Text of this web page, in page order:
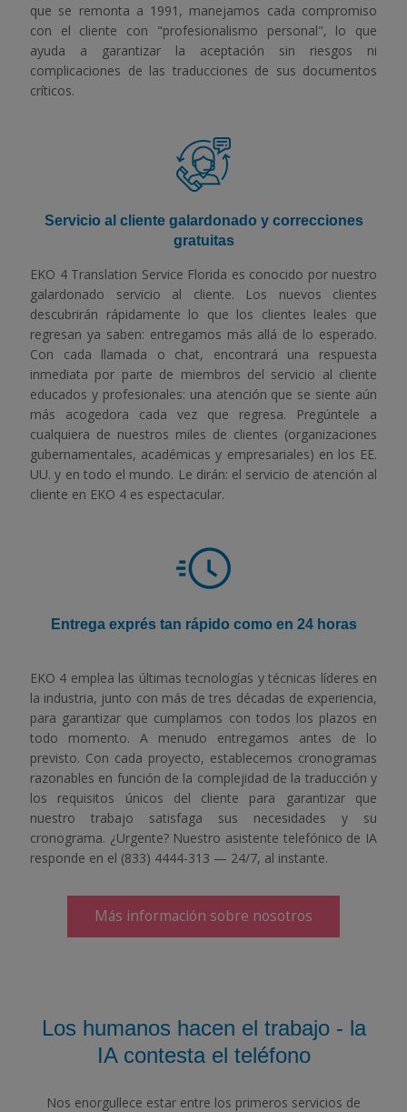
que se remonta a 1991, manejamos cada compromiso
con el cliente con "profesionalismo personal", lo que
ayuda a garantizar la aceptación sin riesgos ni
complicaciones de las traducciones de sus documentos
críticos.
Servicio al cliente galardonado y correcciones
gratuitas
EKO 4 Translation Service Florida es conocido por nuestro
galardonado servicio al cliente. Los nuevos clientes
descubrirán rápidamente lo que los clientes leales que
regresan ya saben: entregamos más allá de lo esperado.
Con cada llamada o chat, encontrará una respuesta
inmediata por parte de miembros del servicio al cliente
educados y profesionales: una atención que se siente aún
más acogedora cada vez que regresa. Pregúntele a
cualquiera de nuestros miles de clientes (organizaciones
gubernamentales, académicas y empresariales) en los EE.
UU. y en todo el mundo. Le dirán: el servicio de atención al
cliente en EKO 4 es espectacular.
Entrega exprés tan rápido como en 24 horas
EKO 4 emplea las últimas tecnologías y técnicas líderes en
la industria, junto con más de tres décadas de experiencia,
para garantizar que cumplamos con todos los plazos en
todo momento. A menudo entregamos antes de lo
previsto. Con cada proyecto, establecemos cronogramas
razonables en función de la complejidad de la traducción y
los requisitos únicos del cliente para garantizar que
nuestro trabajo satisfaga sus necesidades y su
cronograma. ¿Urgente? Nuestro asistente telefónico de IA
responde en el (833) 4444-313 — 24/7, al instante.
Más información sobre nosotros
Los humanos hacen el trabajo - la
IA contesta el teléfono
Nos enorgullece estar entre los primeros servicios de